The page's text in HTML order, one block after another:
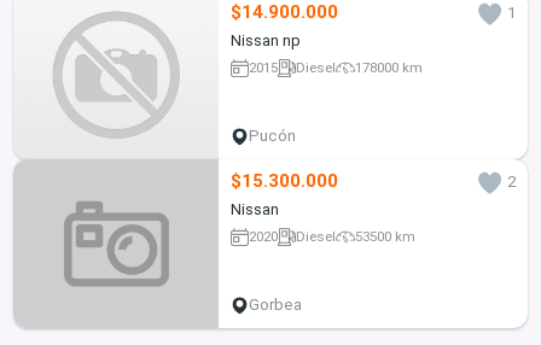
$14.900.000
1
Nissan np
2015 Diesel 178000 km
Pucón
$15.300.000
2
Nissan
2020 Diesel 53500 km
Gorbea